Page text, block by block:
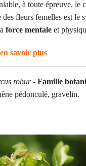
à toute épreuve, le
fleurs femelles est le
force mentale et
savoir plus
robur- Famille
pédonculé, gravelin.